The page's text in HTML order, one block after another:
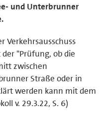
und Unterbrunner
Verkehrsausschuss
"Prüfung, ob die
zwischen
Straße oder in
werden kann mit dem
v. 29.3.22, S. 6)